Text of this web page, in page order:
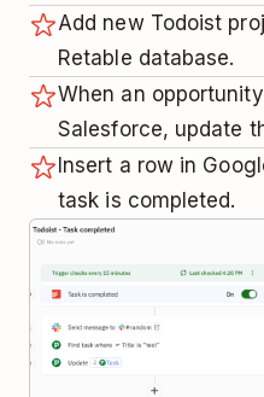
Add new Todoist
Retable database.
When an
Salesforce, update
Insert a row in
task is completed.